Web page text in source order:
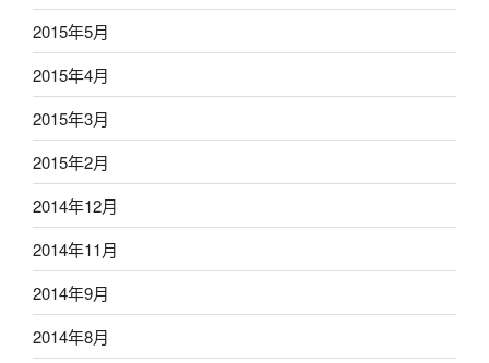
2015年5月
2015年4月
2015年3月
2015年2月
2014年12月
2014年11月
2014年9月
2014年8月